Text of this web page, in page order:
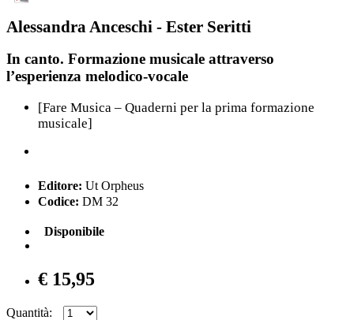
Alessandra Anceschi - Ester Seritti
In canto. Formazione musicale attraverso
l’esperienza melodico-vocale
[Fare Musica – Quaderni per la prima formazione
musicale]
Editore: Ut Orpheus
Codice: DM 32
Disponibile
€ 15,95
Quantità: